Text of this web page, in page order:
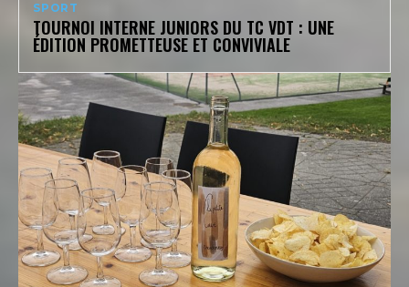
SPORT
TOURNOI INTERNE JUNIORS DU TC VDT : UNE
ÉDITION PROMETTEUSE ET CONVIVIALE